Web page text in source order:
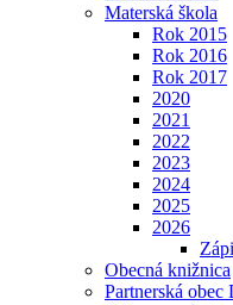
Materská škola
Rok 2015
Rok 2016
Rok 2017
2020
2021
2022
2023
2024
2025
2026
Obecná knižnica
Partnerská obec